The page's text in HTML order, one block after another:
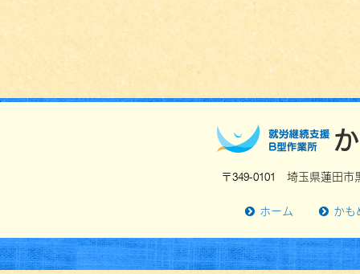
〒349-0101 埼玉県蓮田市
ホーム かも